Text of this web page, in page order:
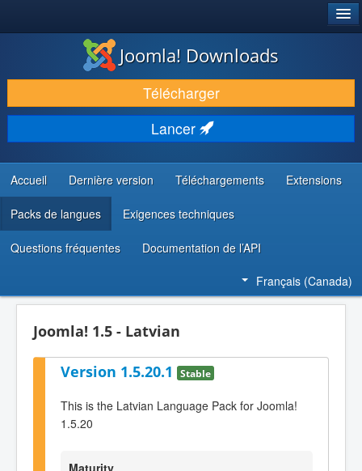
TÉLÉCHARGER & ENRICHIR
DÉCOUVRIR & APPRENDRE
COMMUNAUTÉ & SUPPORT
RESSOURCES DÉVELOPPEURS
Joomla! Downloads
Télécharger
Lancer
Accueil Dernière version Téléchargements Extensions
Packs de langues Exigences techniques
Questions fréquentes Documentation de l’API
Français (Canada)
Joomla! 1.5 - Latvian
Version 1.5.20.1 Stable
This is the Latvian Language Pack for Joomla!
1.5.20
Maturity